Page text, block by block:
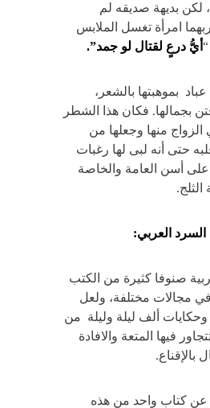
لكن بديهة صديقه لم
امرأة تغسل الملابس
أيُّ درعٍ لقتال لو جمد”.
بموهبتها بالشعر،
بجمالها. فكان هذا الشطر
منها وجعلها من
حتى أنه لبى لها رغبات
أسن العامة والخاصة
السرد العربي:
صنوفا كثيرة من الكتب
في مجالات مختلفة، ولعل
وحكايات ألف ليلة وليلة من
فيها المتعة والافادة
بالإقناع.
عن كتاب واحد من هذه